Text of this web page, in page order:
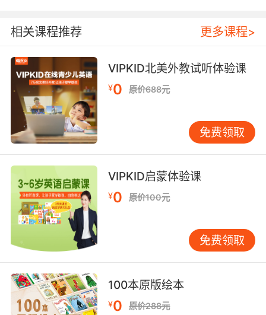
这句话就会说I said I would go to the zoo
tomorrow。I said I would go to the zoo， I
would go to the zoo。那就是would do，这里就
是过去将来时的结构。
相关课程推荐 更多课程>
VIPKID北美外教试听体验课
¥0 原价688元
免费领取
VIPKID启蒙体验课
¥0 原价100元
免费领取
100本原版绘本
¥0 原价288元